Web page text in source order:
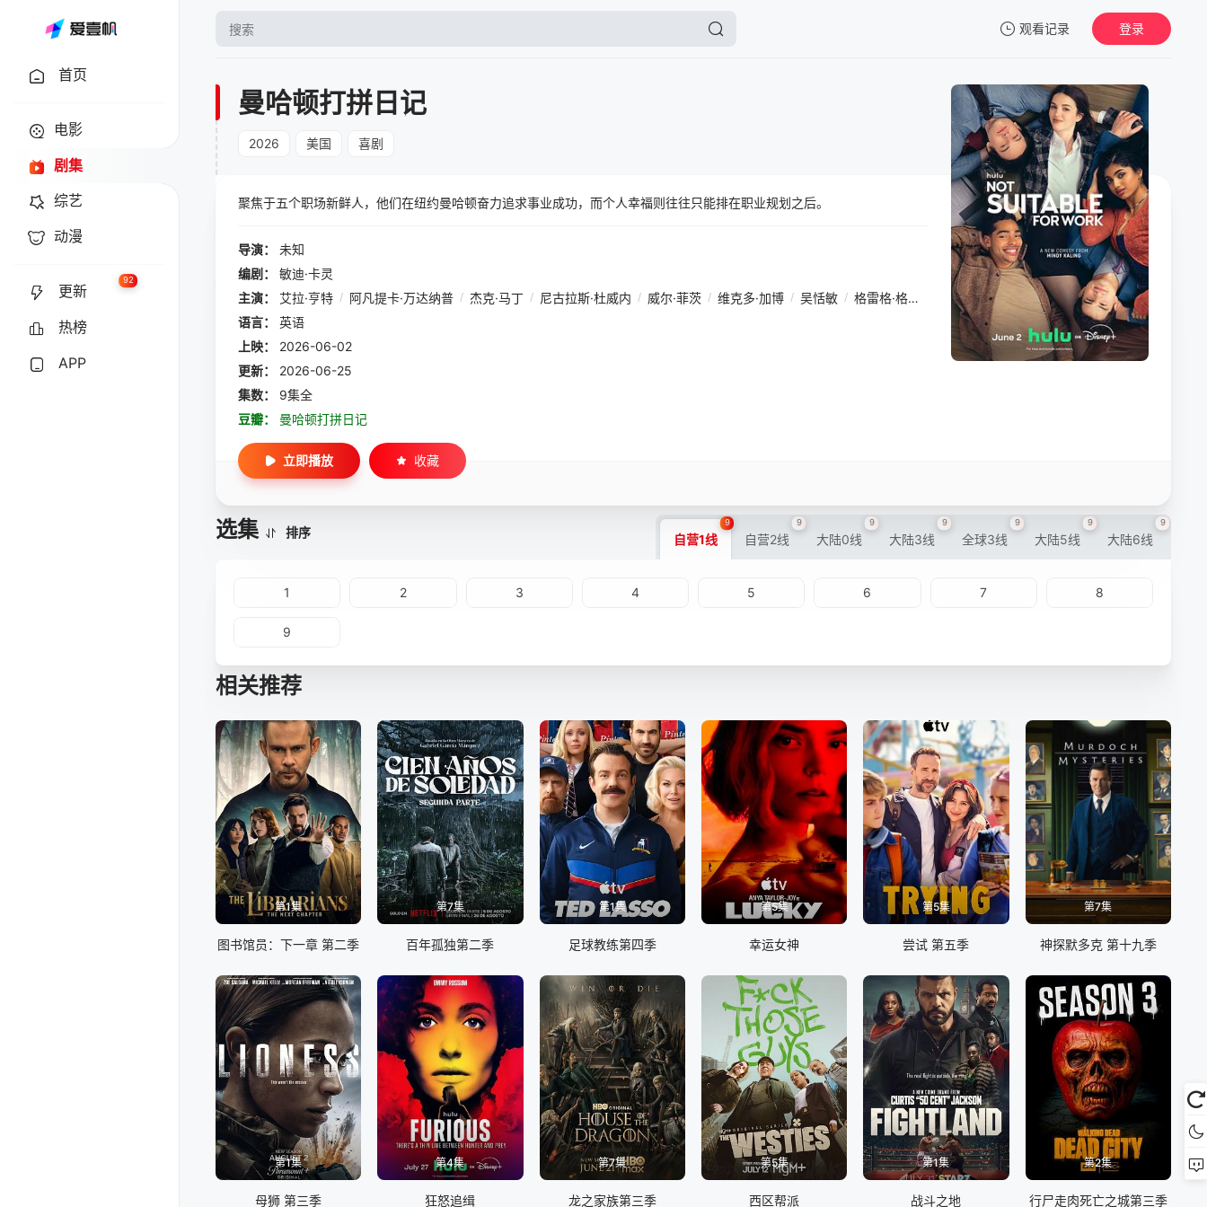
观看记录
暂无观看影片的记录
登录
首页
电影
剧集
综艺
动漫
更新
92
热榜
APP
曼哈顿打拼日记
2026 美国 喜剧
聚焦于五个职场新鲜人，他们在纽约曼哈顿奋力追求事业成功，而个人幸福则往往只能排在职业规划之后。
导演：
未知
编剧：
敏迪·卡灵
主演：
艾拉·亨特 / 阿凡提卡·万达纳普 / 杰克·马丁 / 尼古拉斯·杜威内 / 威尔·菲茨 / 维克多·加博 / 吴恬敏 / 格雷格·格曼 梅·洪 / 劳拉·贝尔·邦迪 / 哈里·理查森
语言：
英语
上映：
2026-06-02
更新：
2026-06-25
集数：
9集全
豆瓣：
曼哈顿打拼日记
立即播放 收藏
选集 排序 自营1线
9
自营2线
9
大陆0线
9
大陆3线
9
全球3线
9
大陆5线
9
大陆6线
9
1 2 3 4 5 6 7 8
9
相关推荐
第1集
图书馆员：下一章 第二季
第7集
百年孤独第二季
第1集
足球教练第四季
第5集
幸运女神
第5集
尝试 第五季
第7集
神探默多克 第十九季
第1集
母狮 第三季
第4集
狂怒追缉
第7集
龙之家族第三季
第5集
西区帮派
第1集
战斗之地
第2集
行尸走肉死亡之城第三季